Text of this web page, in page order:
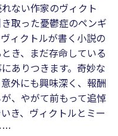
ない作家のヴィクト
取った憂鬱症のペンギ
ィクトルが書く小説の
き、まだ存命している
ありつきます。奇妙な
外にも興味深く、報酬
、やがて前もって追悼
き、ヴィクトルとミー